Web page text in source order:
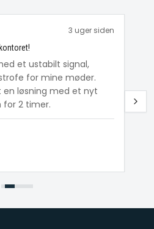
3 uger siden
et ustabilt signal,
for mine møder.
en løsning med et nyt
for 2 timer.